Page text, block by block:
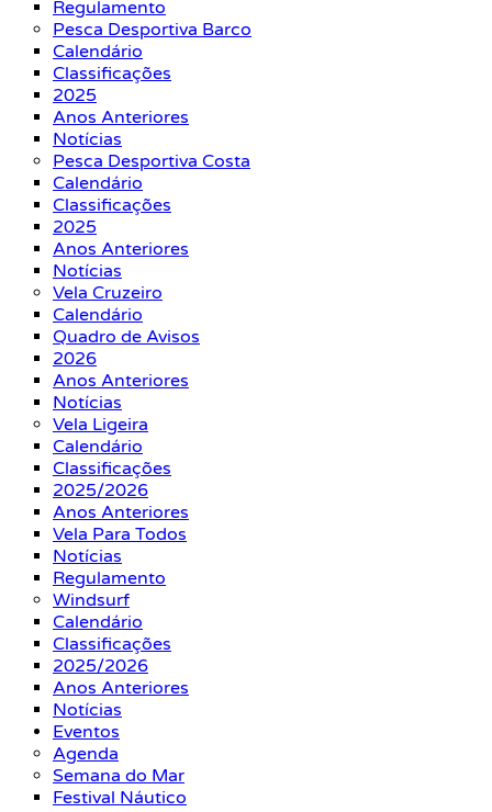
Regulamento
Pesca Desportiva Barco
Calendário
Classificações
2025
Anos Anteriores
Notícias
Pesca Desportiva Costa
Calendário
Classificações
2025
Anos Anteriores
Notícias
Vela Cruzeiro
Calendário
Quadro de Avisos
2026
Anos Anteriores
Notícias
Vela Ligeira
Calendário
Classificações
2025/2026
Anos Anteriores
Vela Para Todos
Notícias
Regulamento
Windsurf
Calendário
Classificações
2025/2026
Anos Anteriores
Notícias
Eventos
Agenda
Semana do Mar
Festival Náutico